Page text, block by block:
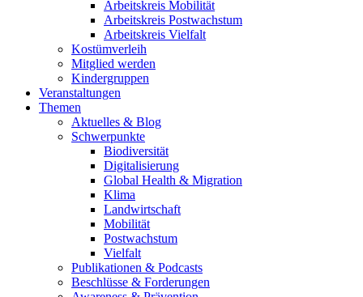
Arbeitskreis Mobilität
Arbeitskreis Postwachstum
Arbeitskreis Vielfalt
Kostümverleih
Mitglied werden
Kindergruppen
Veranstaltungen
Themen
Aktuelles & Blog
Schwerpunkte
Biodiversität
Digitalisierung
Global Health & Migration
Klima
Landwirtschaft
Mobilität
Postwachstum
Vielfalt
Publikationen & Podcasts
Beschlüsse & Forderungen